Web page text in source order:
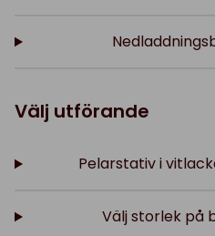
Välj utförande
Pelarstativ i
Välj storlek på